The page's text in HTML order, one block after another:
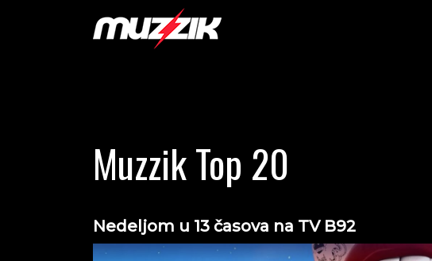
Muzzik Top 20
Nedeljom u 13 časova na TV B92